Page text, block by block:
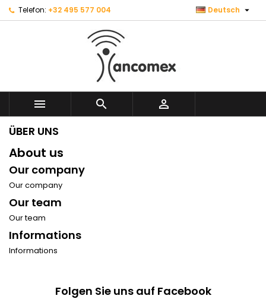
Telefon: +32 495 577 004 Deutsch 
  
ÜBER UNS
About us
Our company
Our company
Our team
Our team
Informations
Informations
Folgen Sie uns auf Facebook